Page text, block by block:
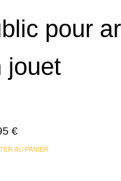
pour
jouet
€
AU PANIER